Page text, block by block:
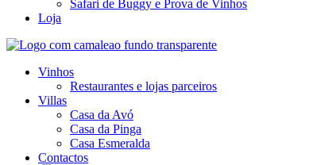
Safari de Buggy e Prova de Vinhos
Loja
Vinhos
Restaurantes e lojas parceiros
Villas
Casa da Avó
Casa da Pinga
Casa Esmeralda
Contactos